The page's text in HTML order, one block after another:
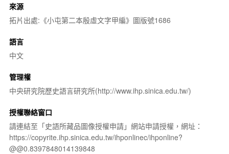
來源
拓片出處:《小屯第二本殷虛文字甲編》圖版號1686
語言
中文
管理權
中央研究院歷史語言研究所(http://www.ihp.sinica.edu.tw/)
授權聯絡窗口
請連結至「史語所藏品圖像授權申請」網站申請授權，網址：
https://copyrite.ihp.sinica.edu.tw/ihponlinec/ihponline?
@@0.8397848014139848